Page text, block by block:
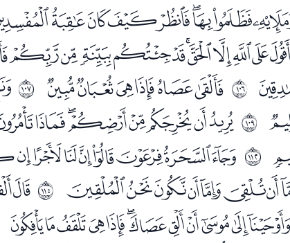
ﱩ ﭱﭲﭳﭴﭵﭶ ﱪ
ﱬ
ﱯ
ﱲ